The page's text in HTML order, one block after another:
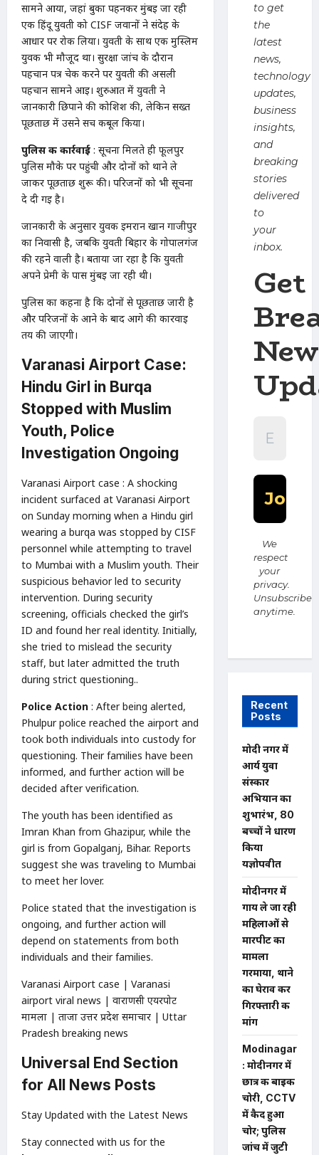
सामने आया, जहां बुर्का पहनकर मुंबई जा रही
एक हिंदू युवती को CISF जवानों ने संदेह के
आधार पर रोक लिया। युवती के साथ एक मुस्लिम
युवक भी मौजूद था। सुरक्षा जांच के दौरान
पहचान पत्र चेक करने पर युवती की असली
पहचान सामने आई। शुरुआत में युवती ने
जानकारी छिपाने की कोशिश की, लेकिन सख्त
पूछताछ में उसने सच कबूल किया।
पुलिस की कार्रवाई : सूचना मिलते ही फूलपुर
पुलिस मौके पर पहुंची और दोनों को थाने ले
जाकर पूछताछ शुरू की। परिजनों को भी सूचना
दे दी गई है।
जानकारी के अनुसार युवक इमरान खान गाजीपुर
का निवासी है, जबकि युवती बिहार के गोपालगंज
की रहने वाली है। बताया जा रहा है कि युवती
अपने प्रेमी के पास मुंबई जा रही थी।
पुलिस का कहना है कि दोनों से पूछताछ जारी है
और परिजनों के आने के बाद आगे की कार्रवाई
तय की जाएगी।
Varanasi Airport Case:
Hindu Girl in Burqa
Stopped with Muslim
Youth, Police
Investigation Ongoing
Varanasi Airport case : A shocking
incident surfaced at Varanasi Airport
on Sunday morning when a Hindu girl
wearing a burqa was stopped by CISF
personnel while attempting to travel
to Mumbai with a Muslim youth. Their
suspicious behavior led to security
intervention. During security
screening, officials checked the girl’s
ID and found her real identity. Initially,
she tried to mislead the security
staff, but later admitted the truth
during strict questioning..
Police Action : After being alerted,
Phulpur police reached the airport and
took both individuals into custody for
questioning. Their families have been
informed, and further action will be
decided after verification.
The youth has been identified as
Imran Khan from Ghazipur, while the
girl is from Gopalganj, Bihar. Reports
suggest she was traveling to Mumbai
to meet her lover.
Police stated that the investigation is
ongoing, and further action will
depend on statements from both
individuals and their families.
Varanasi Airport case | Varanasi
airport viral news | वाराणसी एयरपोर्ट
मामला | ताजा उत्तर प्रदेश समाचार | Uttar
Pradesh breaking news
Universal End Section
for All News Posts
Stay Updated with the Latest News
Stay connected with us for the
to get
the
latest
news,
technology
updates,
business
insights,
and
breaking
stories
delivered
to
your
inbox.
Get
We
respect
your
privacy.
Unsubscribe
anytime.
Recent
Posts
मोदी नगर में
आर्य युवा
संस्कार
अभियान का
शुभारंभ, 80
बच्चों ने धारण
किया
यज्ञोपवीत
मोदीनगर में
गाय ले जा रही
महिलाओं से
मारपीट का
मामला
गरमाया, थाने
का घेराव कर
गिरफ्तारी की
मांग
Modinagar
: मोदीनगर में
छात्र की बाइक
चोरी, CCTV
में कैद हुआ
चोर; पुलिस
जांच में जुटी